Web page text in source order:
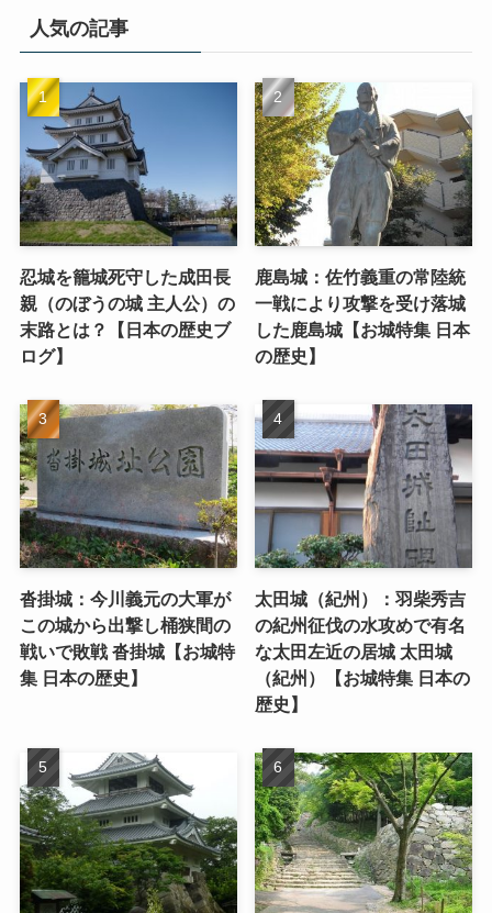
人気の記事
忍城を籠城死守した成田長
親（のぼうの城 主人公）の
末路とは？【日本の歴史ブ
ログ】
鹿島城：佐竹義重の常陸統
一戦により攻撃を受け落城
した鹿島城【お城特集 日本
の歴史】
沓掛城：今川義元の大軍が
この城から出撃し桶狭間の
戦いで敗戦 沓掛城【お城特
集 日本の歴史】
太田城（紀州）：羽柴秀吉
の紀州征伐の水攻めで有名
な太田左近の居城 太田城
（紀州）【お城特集 日本の
歴史】